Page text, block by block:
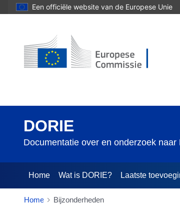
Een officiële website van de Europese Unie
DORIE
Documentatie over en onderzoek
Home Wat is DORIE? Laatste
Home Bijzonderheden